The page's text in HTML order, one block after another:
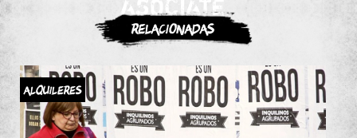
ASOCIATE
Relacionadas
Alquileres